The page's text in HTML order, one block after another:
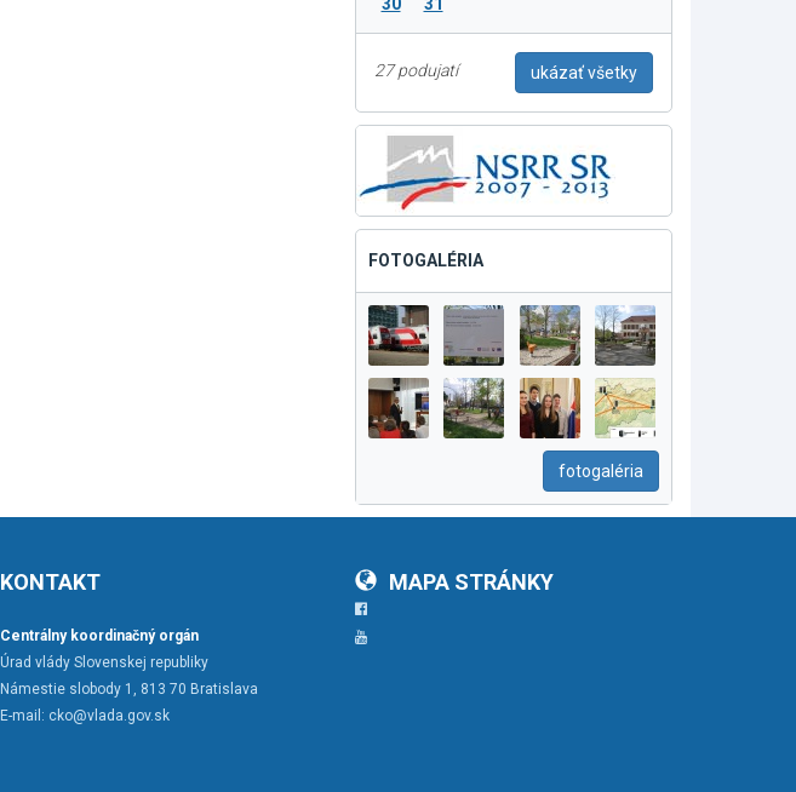
27 podujatí ukázať všetky
FOTOGALÉRIA
fotogaléria
KONTAKT
Centrálny koordinačný orgán
Úrad vlády Slovenskej republiky
Námestie slobody 1, 813 70 Bratislava
E-mail: cko@vlada.gov.sk
MAPA STRÁNKY
Facebook
YouTube